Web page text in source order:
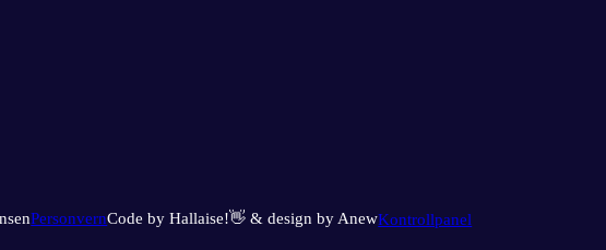
PersonvernCode by Hallaise!👋 & design by AnewKontrollpanel